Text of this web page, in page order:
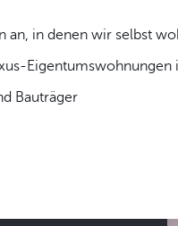
an, in denen wir
Eigentumswohnungen
Bauträger